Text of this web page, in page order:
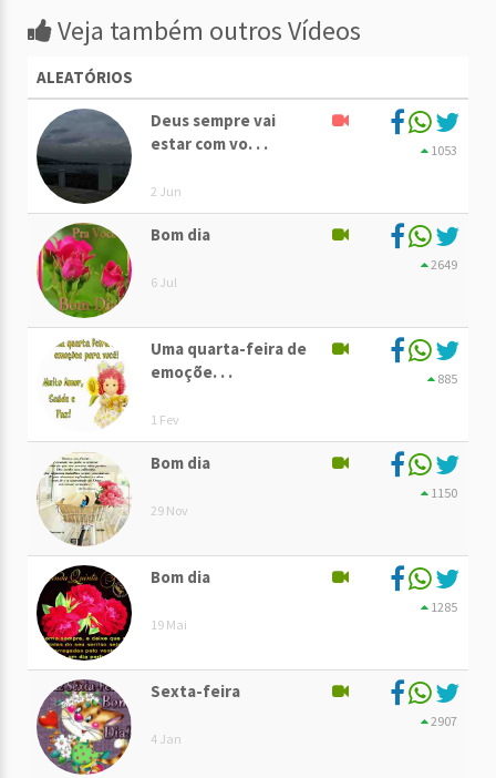
Veja também outros Vídeos
ALEATÓRIOS
Deus sempre vai
estar com vo. . .
2 Jun
1053
Bom dia
6 Jul
2649
Uma quarta-feira de
emoçõe. . .
1 Fev
885
Bom dia
29 Nov
1150
Bom dia
19 Mai
1285
Sexta-feira
4 Jan
2907